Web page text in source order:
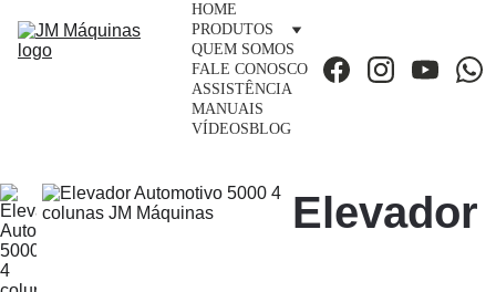
HOME
PRODUTOS
QUEM SOMOS
FALE CONOSCO
ASSISTÊNCIA
MANUAIS
VÍDEOSBLOG
Elevador